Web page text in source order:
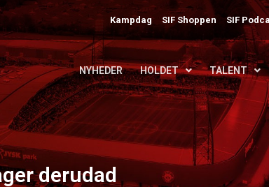
Kampdag SIF Shoppen SIF
NYHEDER HOLDET TALENT
derudad